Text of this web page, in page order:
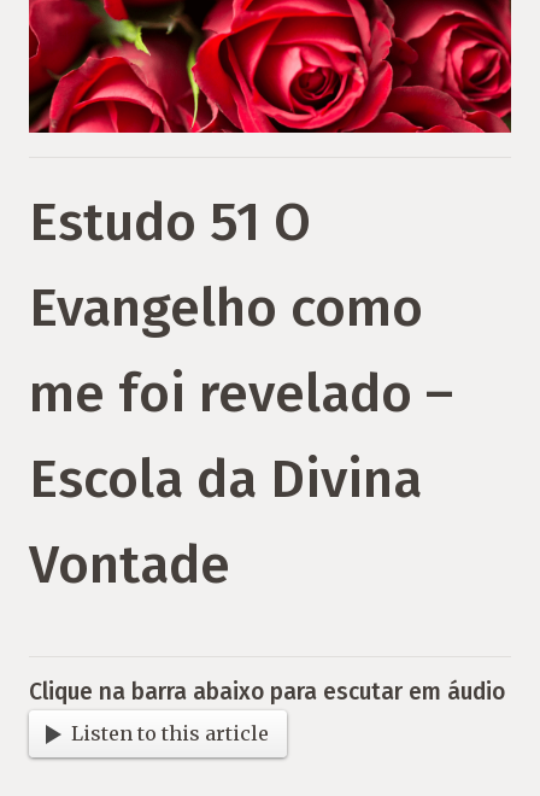
Estudo 51 O
Evangelho como
me foi revelado –
Escola da Divina
Vontade
Clique na barra abaixo para escutar em áudio
Listen to this article